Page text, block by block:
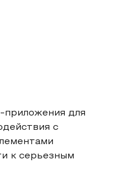
приложения для
с
к серьезным